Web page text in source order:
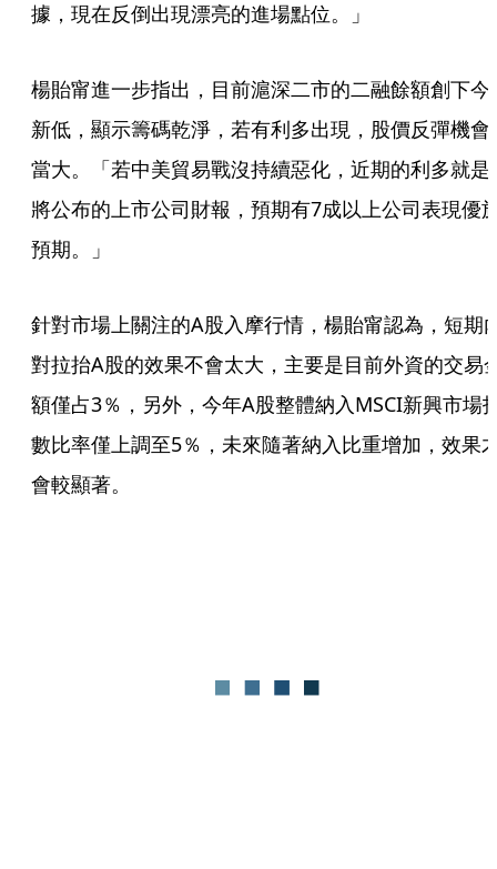
據，現在反倒出現漂亮的進場點位。」
楊貽甯進一步指出，目前滬深二市的二融餘額創下今
新低，顯示籌碼乾淨，若有利多出現，股價反彈機會
當大。「若中美貿易戰沒持續惡化，近期的利多就是
將公布的上市公司財報，預期有7成以上公司表現優
預期。」
針對市場上關注的A股入摩行情，楊貽甯認為，短期
對拉抬A股的效果不會太大，主要是目前外資的交易
額僅占3％，另外，今年A股整體納入MSCI新興市場
數比率僅上調至5％，未來隨著納入比重增加，效果
會較顯著。